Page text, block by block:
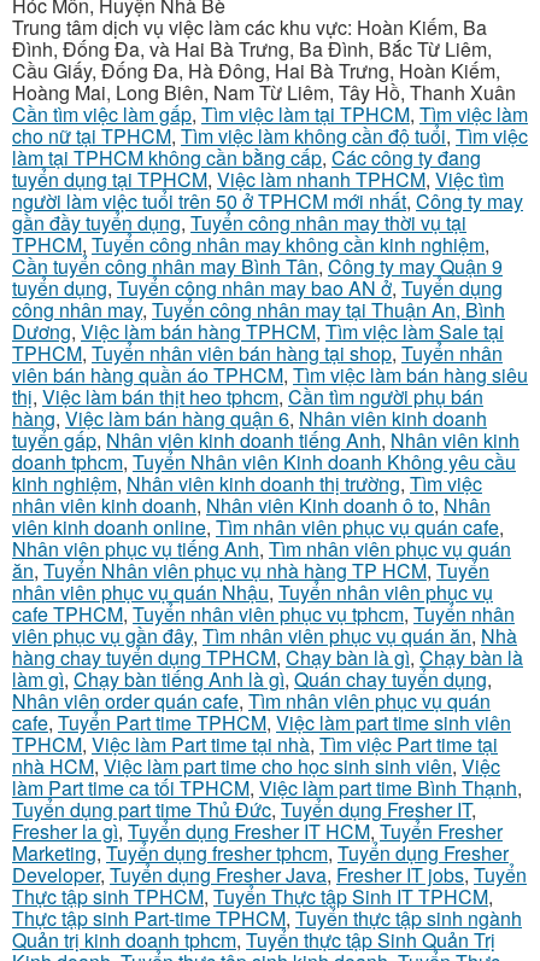
Hóc Môn, Huyện Nhà Bè
Trung tâm dịch vụ việc làm các khu vực: Hoàn Kiếm, Ba
Đình, Đống Đa, và Hai Bà Trưng, Ba Đình, Bắc Từ Liêm,
Cầu Giấy, Đống Đa, Hà Đông, Hai Bà Trưng, Hoàn Kiếm,
Hoàng Mai, Long Biên, Nam Từ Liêm, Tây Hồ, Thanh Xuân
Cần tìm việc làm gấp, Tìm việc làm tại TPHCM, Tìm việc làm
cho nữ tại TPHCM, Tìm việc làm không cần độ tuổi, Tìm việc
làm tại TPHCM không cần bằng cấp, Các công ty đang
tuyển dụng tại TPHCM, Việc làm nhanh TPHCM, Việc tìm
người làm việc tuổi trên 50 ở TPHCM mới nhất, Công ty may
gần đầy tuyển dụng, Tuyển công nhân may thời vụ tại
TPHCM, Tuyển công nhân may không cần kinh nghiệm,
Cần tuyển công nhân may Bình Tân, Công ty may Quận 9
tuyển dụng, Tuyển công nhân may bao AN ở, Tuyển dụng
công nhân may, Tuyển công nhân may tại Thuận An, Bình
Dương, Việc làm bán hàng TPHCM, Tìm việc làm Sale tại
TPHCM, Tuyển nhân viên bán hàng tại shop, Tuyển nhân
viên bán hàng quần áo TPHCM, Tìm việc làm bán hàng siêu
thị, Việc làm bán thịt heo tphcm, Cần tìm người phụ bán
hàng, Việc làm bán hàng quận 6, Nhân viên kinh doanh
tuyển gấp, Nhân viên kinh doanh tiếng Anh, Nhân viên kinh
doanh tphcm, Tuyển Nhân viên Kinh doanh Không yêu cầu
kinh nghiệm, Nhân viên kinh doanh thị trường, Tìm việc
nhân viên kinh doanh, Nhân viên Kinh doanh ô to, Nhân
viên kinh doanh online, Tìm nhân viên phục vụ quán cafe,
Nhân viên phục vụ tiếng Anh, Tìm nhân viên phục vụ quán
ăn, Tuyển Nhân viên phục vụ nhà hàng TP HCM, Tuyển
nhân viên phục vụ quán Nhậu, Tuyển nhân viên phục vụ
cafe TPHCM, Tuyển nhân viên phục vụ tphcm, Tuyển nhân
viên phục vụ gần đây, Tìm nhân viên phục vụ quán ăn, Nhà
hàng chay tuyển dụng TPHCM, Chạy bàn là gì, Chạy bàn là
làm gì, Chạy bàn tiếng Anh là gì, Quán chay tuyển dụng,
Nhân viên order quán cafe, Tìm nhân viên phục vụ quán
cafe, Tuyển Part time TPHCM, Việc làm part time sinh viên
TPHCM, Việc làm Part time tại nhà, Tìm việc Part time tại
nhà HCM, Việc làm part time cho học sinh sinh viên, Việc
làm Part time ca tối TPHCM, Việc làm part time Bình Thạnh,
Tuyển dụng part time Thủ Đức, Tuyển dụng Fresher IT,
Fresher la gì, Tuyển dụng Fresher IT HCM, Tuyển Fresher
Marketing, Tuyển dụng fresher tphcm, Tuyển dụng Fresher
Developer, Tuyển dụng Fresher Java, Fresher IT jobs, Tuyển
Thực tập sinh TPHCM, Tuyển Thực tập Sinh IT TPHCM,
Thực tập sinh Part-time TPHCM, Tuyển thực tập sinh ngành
Quản trị kinh doanh tphcm, Tuyển thực tập Sinh Quản Trị